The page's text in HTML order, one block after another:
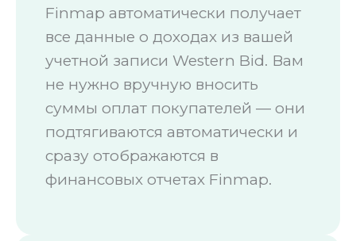
Finmap автоматически получает
все данные о доходах из вашей
учетной записи Western Bid. Вам
не нужно вручную вносить
суммы оплат покупателей — они
подтягиваются автоматически и
сразу отображаются в
финансовых отчетах Finmap.